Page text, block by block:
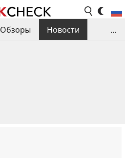
Обзоры
Новости
...